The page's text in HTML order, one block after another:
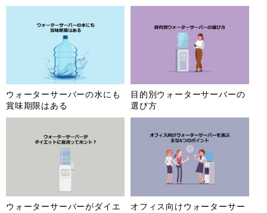
ウォーターサーバーの水にも
賞味期限はある
目的別ウォーターサーバーの
選び方
ウォーターサーバーがダイエ
オフィス向けウォーターサー